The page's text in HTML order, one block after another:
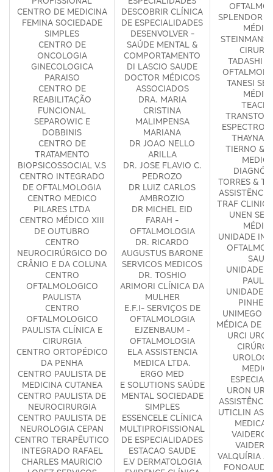
CENTRO DE MEDICINA
FEMINA SOCIEDADE
SIMPLES
CENTRO DE
ONCOLOGIA
GINECOLOGICA
PARAISO
CENTRO DE
REABILITAÇÃO
FUNCIONAL
SEPAROWIC E
DOBBINIS
CENTRO DE
TRATAMENTO
BIOPSICOSSOCIAL V.S
CENTRO INTEGRADO
DE OFTALMOLOGIA
CENTRO MEDICO
PILARES LTDA
CENTRO MÉDICO XIII
DE OUTUBRO
CENTRO
NEUROCIRÚRGICO DO
CRÂNIO E DA COLUNA
CENTRO
OFTALMOLOGICO
PAULISTA
CENTRO
OFTALMOLOGICO
PAULISTA CLÍNICA E
CIRURGIA
CENTRO ORTOPÉDICO
DA PENHA
CENTRO PAULISTA DE
MEDICINA CUTANEA
CENTRO PAULISTA DE
NEUROCIRURGIA
CENTRO PAULISTA DE
NEUROLOGIA CEPAN
CENTRO TERAPÊUTICO
INTEGRADO RAFAEL
CHARLES MAURICIO
DESCOBRIR CLÍNICA
DE ESPECIALIDADES
DESENVOLVER -
SAÚDE MENTAL &
COMPORTAMENTO
DI LASCIO SAUDE
DOCTOR MÉDICOS
ASSOCIADOS
DRA. MARIA
CRISTINA
MALIMPENSA
MARIANA
DR JOAO NELLO
ARILLA
DR. JOSE FLAVIO C.
PEDROZO
DR LUIZ CARLOS
AMBROZIO
DR MICHEL EID
FARAH -
OFTALMOLOGIA
DR. RICARDO
AUGUSTUS BARONE
SERVICOS MEDICOS
DR. TOSHIO
ARIMORI CLÍNICA DA
MULHER
E.F.I- SERVIÇOS DE
OFTALMOLOGIA
EJZENBAUM -
OFTALMOLOGIA
ELA ASSISTENCIA
MEDICA LTDA.
ERGO MED
E SOLUTIONS SAÚDE
MENTAL SOCIEDADE
SIMPLES
ESSENCELE CLÍNICA
MULTIPROFISSIONAL
DE ESPECIALIDADES
ESTACAO SAUDE
E.V DERMATOLOGIA
SPLENDOR
STEINMANS
TADASHI &
TANESI
ESPECTRO
THAYNA
TIERNO &
TORRES &
TRAF
UNEN
UNIDADE
UNIDADE
UNIDADE
UNIMEGO
MÉDICA DE
URCI
URON
UTICLIN
MEDICA
VALQUÍRIA A